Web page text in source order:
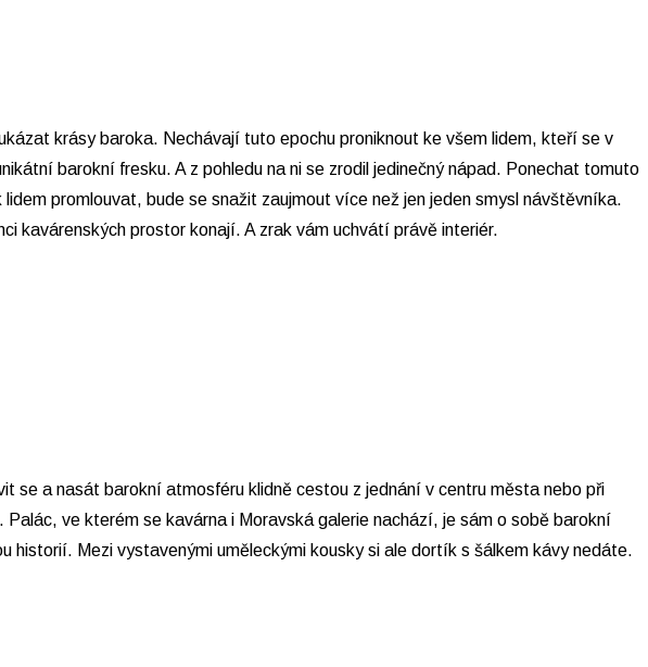
krásy baroka. Nechávají tuto epochu proniknout ke všem lidem, kteří se v
barokní fresku. A z pohledu na ni se zrodil jedinečný nápad. Ponechat tomuto
promlouvat, bude se snažit zaujmout více než jen jeden smysl návštěvníka.
kavárenských prostor konají. A zrak vám uchvátí právě interiér.
a nasát barokní atmosféru klidně cestou z jednání v centru města nebo při
ve kterém se kavárna i Moravská galerie nachází, je sám o sobě barokní
Mezi vystavenými uměleckými kousky si ale dortík s šálkem kávy nedáte.